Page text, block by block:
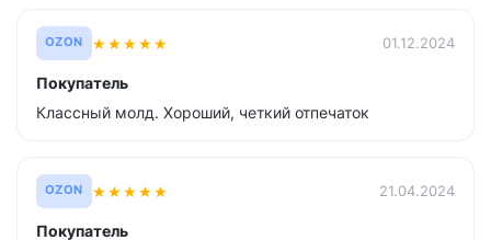
OZON ★★★★★ 01.12.2024
Покупатель
Классный молд. Хороший, четкий отпечаток
OZON ★★★★★ 21.04.2024
Покупатель